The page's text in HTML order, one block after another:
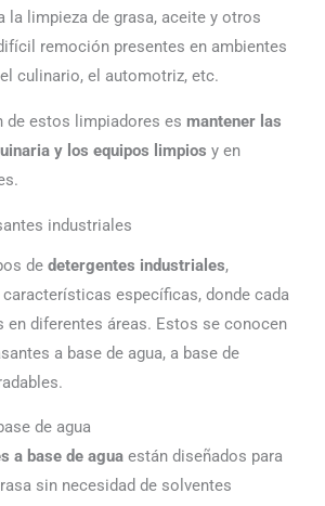
la limpieza de grasa, aceite y otros
remoción presentes en ambientes
culinario, el automotriz, etc.
de estos limpiadores es mantener las
y los equipos limpios y en
industriales
de detergentes industriales,
específicas, donde cada
en diferentes áreas. Estos se conocen
a base de agua, a base de
de agua
a base de agua están diseñados para
sin necesidad de solventes